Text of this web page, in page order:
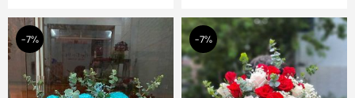
-7% -7%